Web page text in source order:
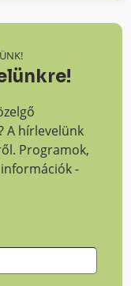
A hírlevelünk
Programok,
-